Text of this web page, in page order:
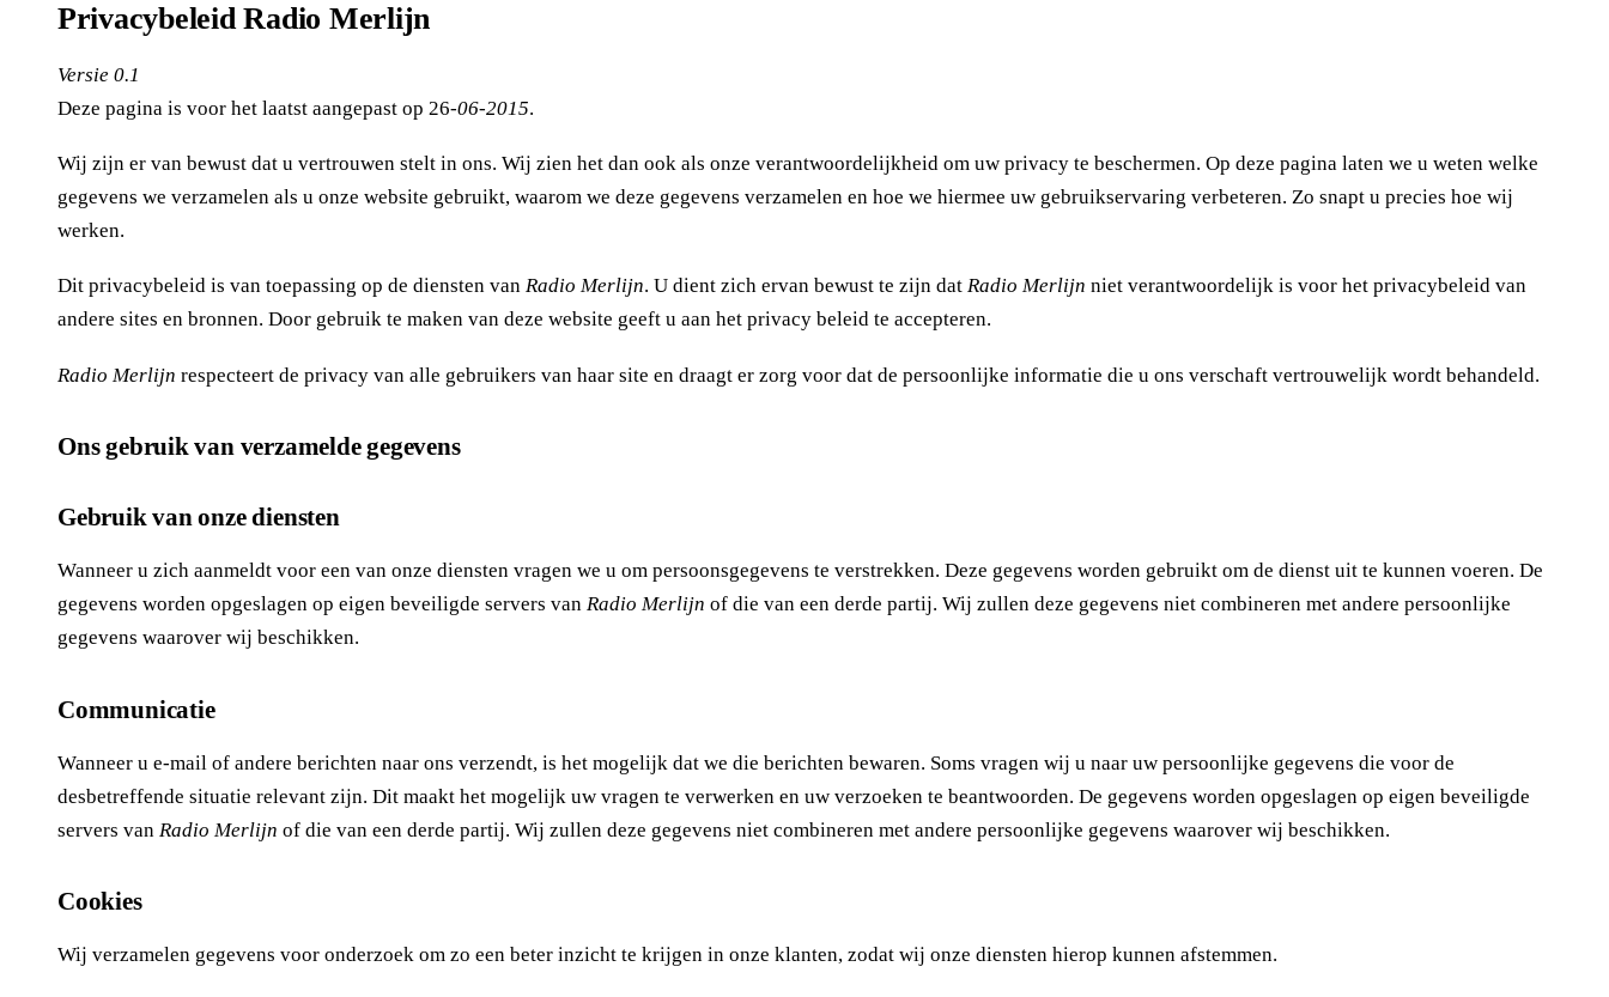
Privacybeleid Radio Merlijn
Versie 0.1
Deze pagina is voor het laatst aangepast op 26-06-2015.
Wij zijn er van bewust dat u vertrouwen stelt in ons. Wij zien het dan ook als onze verantwoordelijkheid om uw privacy te beschermen. Op deze pagina laten we u weten welke
gegevens we verzamelen als u onze website gebruikt, waarom we deze gegevens verzamelen en hoe we hiermee uw gebruikservaring verbeteren. Zo snapt u precies hoe wij
werken.
Dit privacybeleid is van toepassing op de diensten van Radio Merlijn. U dient zich ervan bewust te zijn dat Radio Merlijn niet verantwoordelijk is voor het privacybeleid van
andere sites en bronnen. Door gebruik te maken van deze website geeft u aan het privacy beleid te accepteren.
Radio Merlijn respecteert de privacy van alle gebruikers van haar site en draagt er zorg voor dat de persoonlijke informatie die u ons verschaft vertrouwelijk wordt behandeld.
Ons gebruik van verzamelde gegevens
Gebruik van onze diensten
Wanneer u zich aanmeldt voor een van onze diensten vragen we u om persoonsgegevens te verstrekken. Deze gegevens worden gebruikt om de dienst uit te kunnen voeren. De
gegevens worden opgeslagen op eigen beveiligde servers van Radio Merlijn of die van een derde partij. Wij zullen deze gegevens niet combineren met andere persoonlijke
gegevens waarover wij beschikken.
Communicatie
Wanneer u e-mail of andere berichten naar ons verzendt, is het mogelijk dat we die berichten bewaren. Soms vragen wij u naar uw persoonlijke gegevens die voor de
desbetreffende situatie relevant zijn. Dit maakt het mogelijk uw vragen te verwerken en uw verzoeken te beantwoorden. De gegevens worden opgeslagen op eigen beveiligde
servers van Radio Merlijn of die van een derde partij. Wij zullen deze gegevens niet combineren met andere persoonlijke gegevens waarover wij beschikken.
Cookies
Wij verzamelen gegevens voor onderzoek om zo een beter inzicht te krijgen in onze klanten, zodat wij onze diensten hierop kunnen afstemmen.